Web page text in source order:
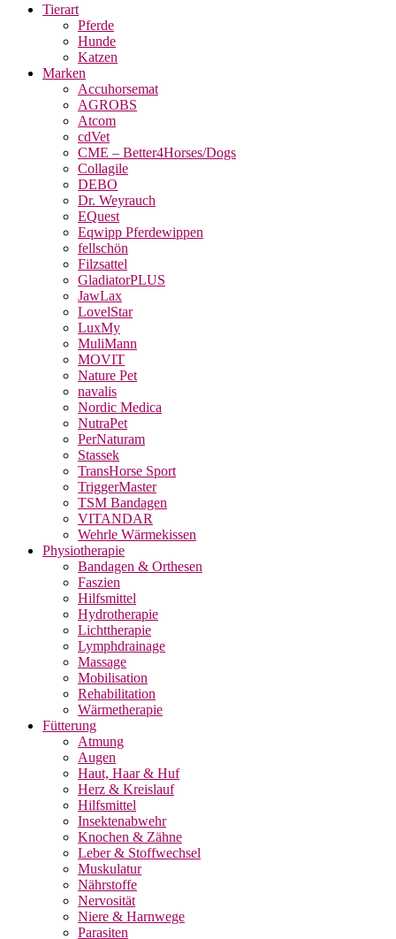
Tierart
Pferde
Hunde
Katzen
Marken
Accuhorsemat
AGROBS
Atcom
cdVet
CME – Better4Horses/Dogs
Collagile
DEBO
Dr. Weyrauch
EQuest
Eqwipp Pferdewippen
fellschön
Filzsattel
GladiatorPLUS
JawLax
LovelStar
LuxMy
MuliMann
MOVIT
Nature Pet
navalis
Nordic Medica
NutraPet
PerNaturam
Stassek
TransHorse Sport
TriggerMaster
TSM Bandagen
VITANDAR
Wehrle Wärmekissen
Physiotherapie
Bandagen & Orthesen
Faszien
Hilfsmittel
Hydrotherapie
Lichttherapie
Lymphdrainage
Massage
Mobilisation
Rehabilitation
Wärmetherapie
Fütterung
Atmung
Augen
Haut, Haar & Huf
Herz & Kreislauf
Hilfsmittel
Insektenabwehr
Knochen & Zähne
Leber & Stoffwechsel
Muskulatur
Nährstoffe
Nervosität
Niere & Harnwege
Parasiten